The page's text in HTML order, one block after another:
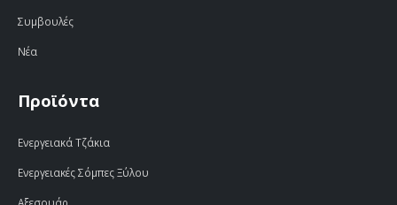
Συμβουλές
Νέα
Προϊόντα
Ενεργειακά Τζάκια
Ενεργειακές Σόμπες Ξύλου